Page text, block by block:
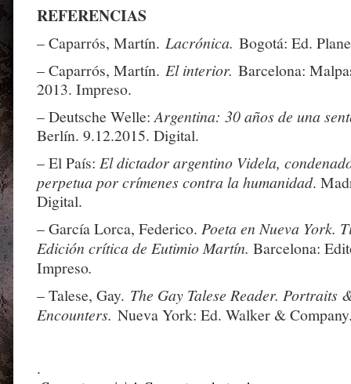
REFERENCIAS
– Caparrós, Martín. Lacrónica. Bogotá: Ed.
– Caparrós, Martín. El interior. Barcelona:
2013. Impreso.
– Deutsche Welle:Argentina: 30 años de una
Berlín. 9.12.2015. Digital.
– El País: El dictador argentino Videla,
perpetua por crímenes contra la humanidad.
Digital.
– García Lorca, Federico. Poeta en Nueva York.
Edición crítica de Eutimio Martín. Barcelona:
Impreso.
– Talese, Gay. The Gay Talese Reader. Portraits
Encounters. Nueva York: Ed. Walker &
.